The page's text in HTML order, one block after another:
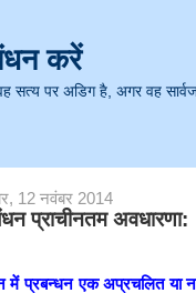
करें
सत्य पर अडिग है, अगर वह
12 नवंबर 2014
प्राचीनतम अवधारणा:
में प्रबन्धन एक अप्रचलित या